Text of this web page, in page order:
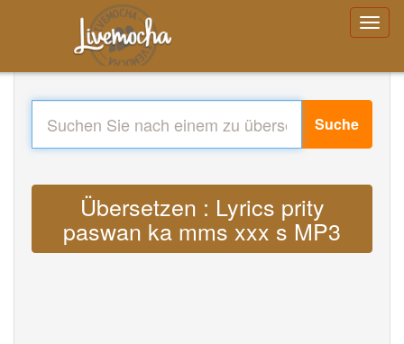
Suche
Übersetzen : Lyrics prity
paswan ka mms xxx s MP3